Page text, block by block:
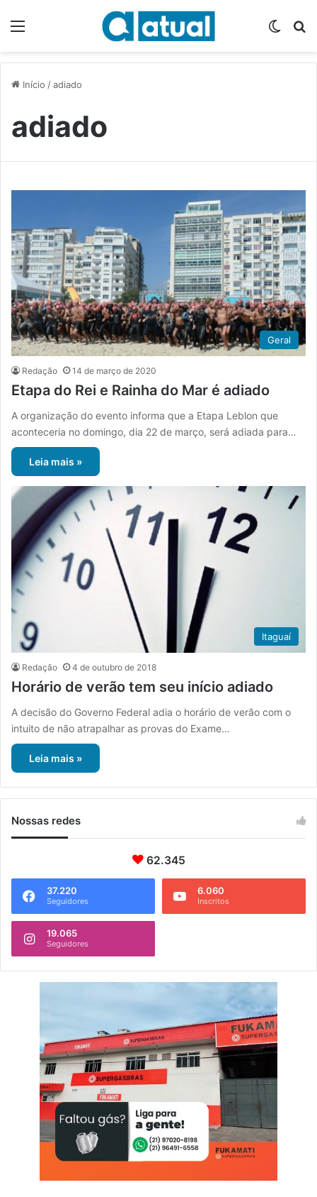
Início /adiado
adiado
Geral
Redação 14 de março de 2020
Etapa do Rei e Rainha do Mar é adiado
A organização do evento informa que a Etapa Leblon que
aconteceria no domingo, dia 22 de março, será adiada para…
Leia mais »
Itaguaí
Redação 4 de outubro de 2018
Horário de verão tem seu início adiado
A decisão do Governo Federal adia o horário de verão com o
intuito de não atrapalhar as provas do Exame…
Leia mais »
Nossas redes
62.345
37.220
Seguidores
6.060
Inscritos
19.065
Seguidores